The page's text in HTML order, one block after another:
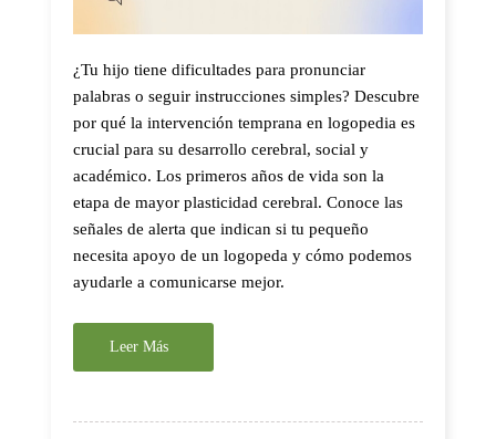
¿Tu hijo tiene dificultades para pronunciar
palabras o seguir instrucciones simples? Descubre
por qué la intervención temprana en logopedia es
crucial para su desarrollo cerebral, social y
académico. Los primeros años de vida son la
etapa de mayor plasticidad cerebral. Conoce las
señales de alerta que indican si tu pequeño
necesita apoyo de un logopeda y cómo podemos
ayudarle a comunicarse mejor.
Leer Más